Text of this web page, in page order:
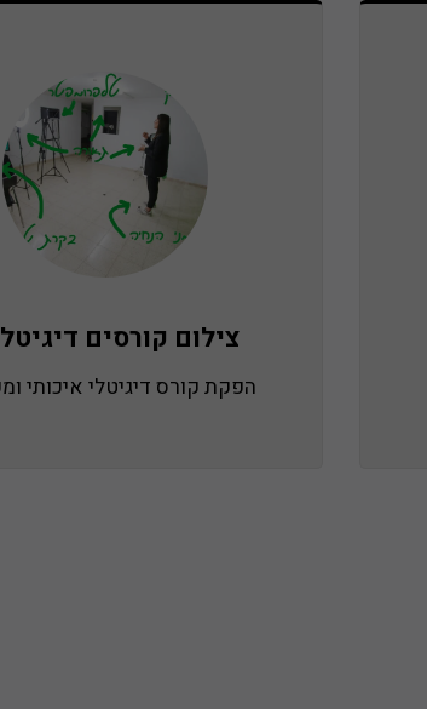
צילום קורסים
הפקת קורס דיגיטלי איכותי